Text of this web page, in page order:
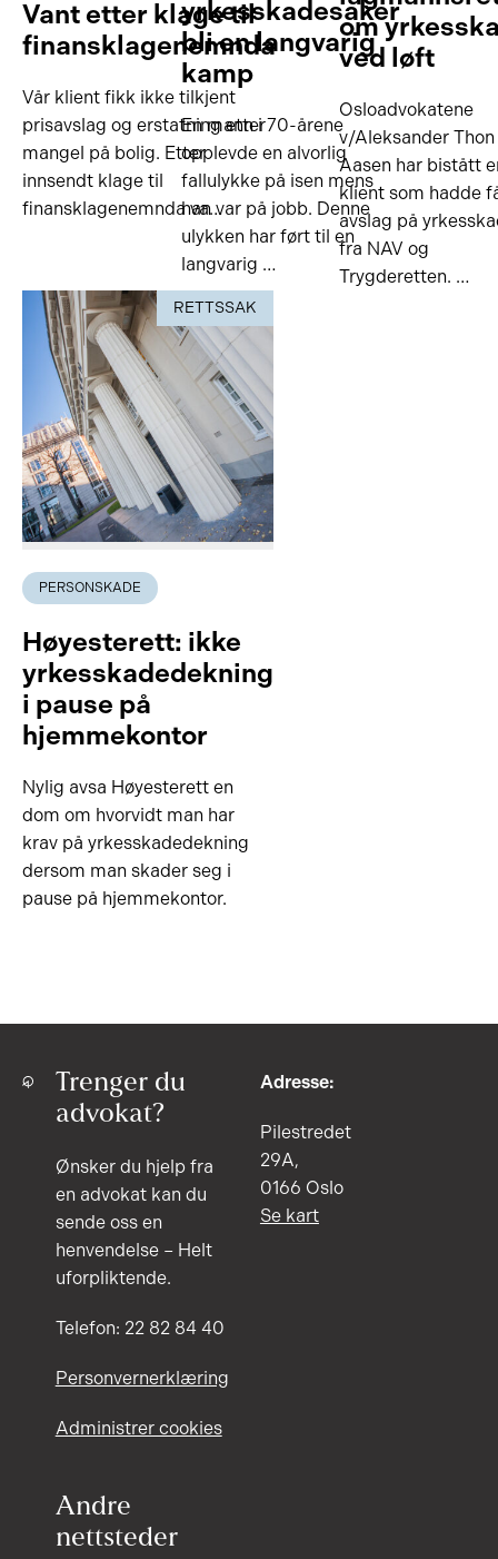
Vant etter klage til
finansklagenemnda
Vår klient fikk ikke tilkjent
prisavslag og erstatning etter
mangel på bolig. Etter
innsendt klage til
finansklagenemnda va…
yrkesskadesaker
bli en langvarig
kamp
En mann i 70-årene
opplevde en alvorlig
fallulykke på isen mens
han var på jobb. Denne
ulykken har ført til en
langvarig …
om
ved løft
Osloadvokatene
v/Aleksander Thon
Aasen har bistått
klient som hadde
avslag på
fra NAV og
Trygderetten. …
RETTSSAK
PERSONSKADE
Høyesterett: ikke
yrkesskadedekning
i pause på
hjemmekontor
Nylig avsa Høyesterett en
dom om hvorvidt man har
krav på yrkesskadedekning
dersom man skader seg i
pause på hjemmekontor.
Trenger du
advokat?
Ønsker du hjelp fra
en advokat kan du
sende oss en
henvendelse – Helt
uforpliktende.
Telefon: 22 82 84 40
Personvernerklæring
Administrer cookies
Andre
nettsteder
Adresse:
Pilestredet
29A,
0166 Oslo
Se kart